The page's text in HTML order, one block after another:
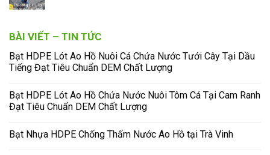
BÀI VIẾT – TIN TỨC
Bạt HDPE Lót Ao Hồ Nuôi Cá Chứa Nước Tưới Cây Tại Dầu
Tiếng Đạt Tiêu Chuẩn DEM Chất Lượng
Bạt HDPE Lót Ao Hồ Chứa Nước Nuôi Tôm Cá Tại Cam Ranh
Đạt Tiêu Chuẩn DEM Chất Lượng
Bạt Nhựa HDPE Chống Thấm Nước Ao Hồ tại Trà Vinh